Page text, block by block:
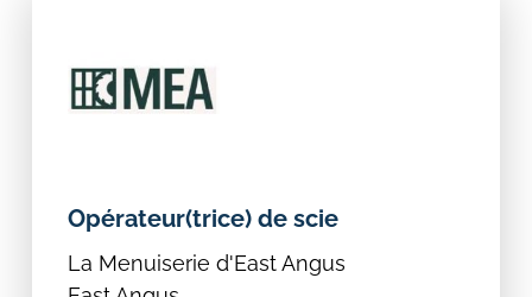
Opérateur(trice) de scie
La Menuiserie d'East Angus
Rechercher: